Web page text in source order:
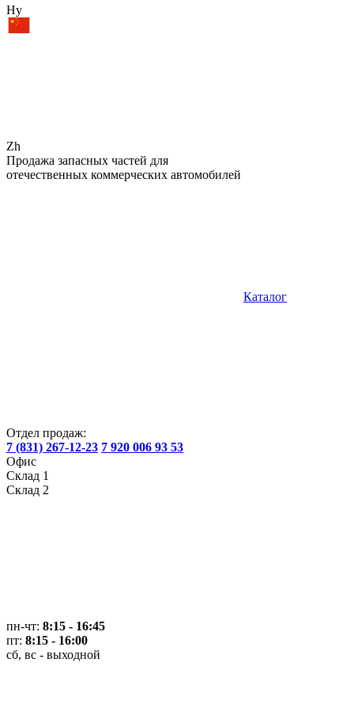
Hy
Zh
Продажа запасных частей для
отечественных коммерческих автомобилей
Каталог
Отдел продаж:
7 (831) 267-12-23 7 920 006 93 53
Офис
Склад 1
Склад 2
пн-чт: 8:15 - 16:45
пт: 8:15 - 16:00
сб, вс - выходной